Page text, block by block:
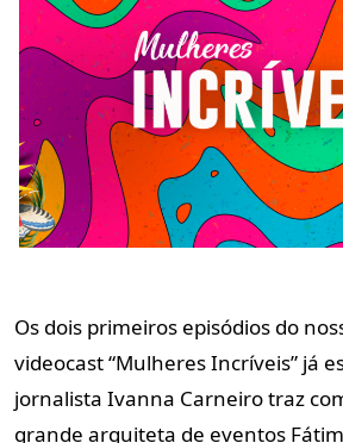
Os dois primeiros episódios do
videocast “Mulheres Incríveis” já
jornalista Ivanna Carneiro traz
grande arquiteta de eventos